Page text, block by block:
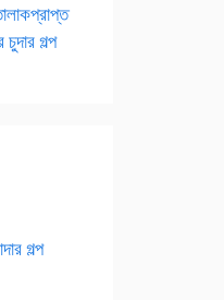
গল্প
গল্প